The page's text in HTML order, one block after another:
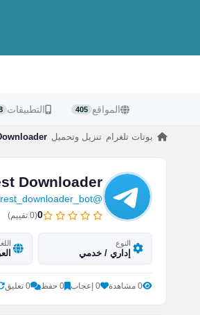
المواقع 405 التطبيقات
بوتات تلغرام تنزيل وتحميل
Downloader
@pinterest_downloader_bot
0
(
0 تقييم)
النوع
إداري / خدمي
0 مشاهدة 0 إعجاب 0 حفظ 0 تعليق